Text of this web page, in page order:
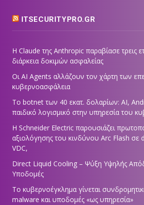
ITSECURITYPRO.GR
Η Claude της Anthropic παραβίασε τρεις
διάρκεια δοκιμών ασφαλείας
Οι AI Agents αλλάζουν τον χάρτη των
κυβερνοασφάλεια
Το botnet των 40 εκατ. δολαρίων: AI,
παιδικό λογισμικό στην υπηρεσία του
Η Schneider Electric παρουσιάζει
αξιολόγησης του κινδύνου Arc Flash σε
VDC,
Direct Liquid Cooling – Ψύξη Υψηλής
Υποδομές
Το κυβερνοέγκλημα γίνεται
malware και υποδομές «ως υπηρεσία»